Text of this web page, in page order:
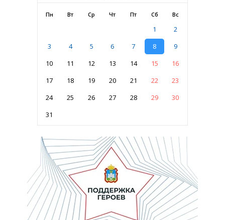
Пн Вт Ср Чт Пт Сб Вс
1
2
3
4 5 6 7 8
9
10
11 12 13 14 15
16
17
18 19 20 21 22
23
24
25 26 27 28 29
30
31